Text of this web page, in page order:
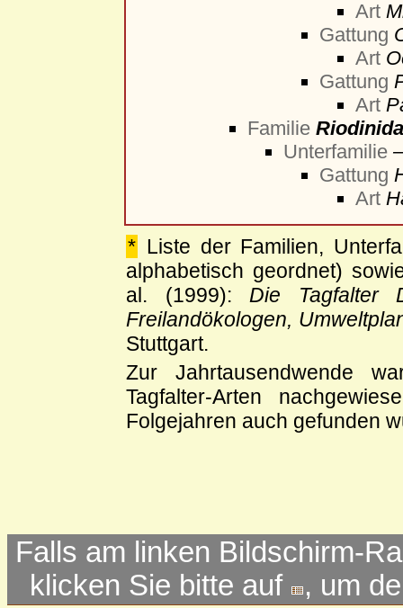
Art
Gattung
Art
Gattung
Art
Familie
Unterfamilie
Gattung
Art
* Liste der Familien,
alphabetisch geordnet)
al. (1999): Die Tagfalter
Freilandökologen,
Stuttgart.
Zur Jahrtausendwende
Tagfalter-Arten
Folgejahren auch gefunden
Falls am linken Bildschirm-
klicken Sie bitte auf
, um